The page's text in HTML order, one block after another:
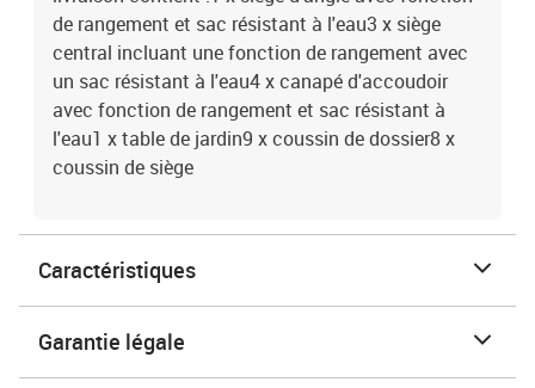
de rangement et sac résistant à l'eau3 x siège
central incluant une fonction de rangement avec
un sac résistant à l'eau4 x canapé d'accoudoir
avec fonction de rangement et sac résistant à
l'eau1 x table de jardin9 x coussin de dossier8 x
coussin de siège
Caractéristiques
Garantie légale